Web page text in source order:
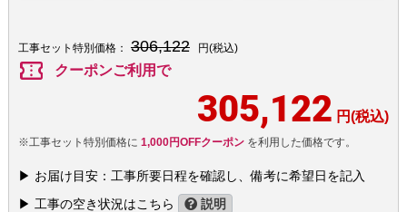
工事セット特別価格： 306,122 円(税込)
confirmation_number クーポンご利用で
305,122 円(税込)
※工事セット特別価格に 1,000円OFFクーポンを利用した価格です。
▶ お届け目安：工事所要日程を確認し、備考に希望日を記入
▶ 工事の空き状況はこちら
説明